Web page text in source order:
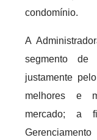
condomínio.
A
segmento de
justamente
melhores e
mercado; a